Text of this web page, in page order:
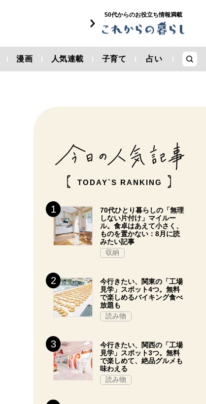
50代からのお役立ち情報満載
漫画 人気連載 子育て 占い
TODAY`S RANKING
70代ひとり暮らしの「無理
しない片付け」マイルー
ル。食卓はあえて小さく、
ものを置かない：8月に読
みたい記事
収納
今行きたい、関東の「工場
見学」スポット4つ。無料
で楽しめるバイキング食べ
放題も
読み物
今行きたい、関西の「工場
見学」スポット3つ。無料
で楽しめて、絶品グルメも
味わえる
読み物